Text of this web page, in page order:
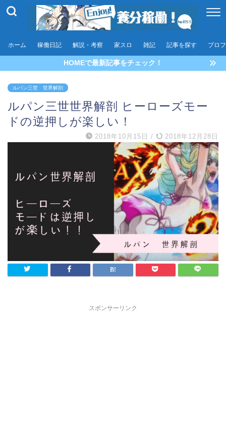
ホーム 稼働日記 解説・考察 家スロ 雑記 記事を探す プロ
HOMEで最新記事をチェック！
ルパン三世 世界解剖
ルパン三世世界解剖 ヒーローズモー
ドの逆押しが楽しい！
2018年10月15日 / 2018年12月28日
スポンサーリンク